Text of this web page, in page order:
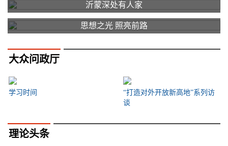
沂蒙深处有人家
思想之光 照亮前路
大众问政厅
学习时间
“打造对外开放新高地”系列访
谈
理论头条